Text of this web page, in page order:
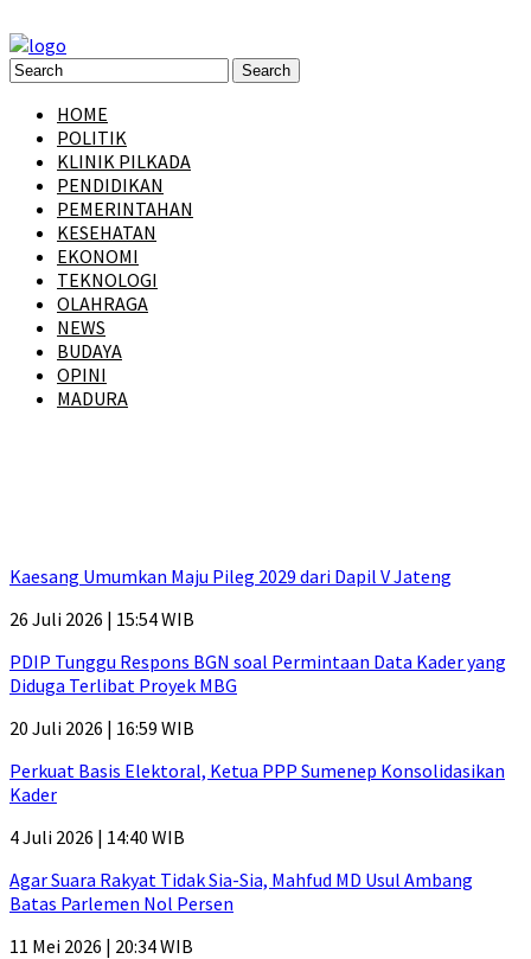
HOME
POLITIK
KLINIK PILKADA
PENDIDIKAN
PEMERINTAHAN
KESEHATAN
EKONOMI
TEKNOLOGI
OLAHRAGA
NEWS
BUDAYA
OPINI
MADURA
Kaesang Umumkan Maju Pileg 2029 dari Dapil V Jateng
26 Juli 2026 | 15:54 WIB
PDIP Tunggu Respons BGN soal Permintaan Data Kader yang
Diduga Terlibat Proyek MBG
20 Juli 2026 | 16:59 WIB
Perkuat Basis Elektoral, Ketua PPP Sumenep Konsolidasikan
Kader
4 Juli 2026 | 14:40 WIB
Agar Suara Rakyat Tidak Sia-Sia, Mahfud MD Usul Ambang
Batas Parlemen Nol Persen
11 Mei 2026 | 20:34 WIB